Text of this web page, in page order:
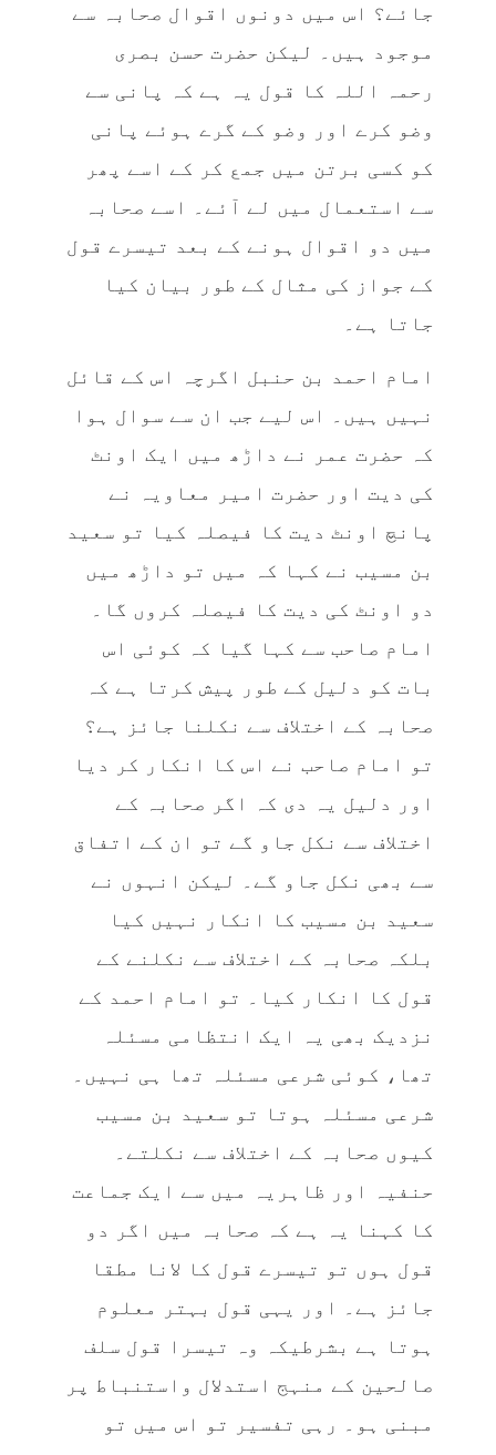
جائے؟ اس میں دونوں اقوال صحابہ سے
موجود ہیں۔ لیکن حضرت حسن بصری
رحمہ اللہ کا قول یہ ہے کہ پانی سے
وضو کرے اور وضو کے گرے ہوئے پانی
کو کسی برتن میں جمع کر کے اسے پھر
سے استعمال میں لے آئے۔ اسے صحابہ
میں دو اقوال ہونے کے بعد تیسرے قول
کے جواز کی مثال کے طور بیان کیا
جاتا ہے۔
امام احمد بن حنبل اگرچہ اس کے قائل
نہیں ہیں۔ اس لیے جب ان سے سوال ہوا
کہ حضرت عمر نے داڑھ میں ایک اونٹ
کی دیت اور حضرت امیر معاویہ نے
پانچ اونٹ دیت کا فیصلہ کیا تو سعید
بن مسیب نے کہا کہ میں تو داڑھ میں
دو اونٹ کی دیت کا فیصلہ کروں گا۔
امام صاحب سے کہا گیا کہ کوئی اس
بات کو دلیل کے طور پیش کرتا ہے کہ
صحابہ کے اختلاف سے نکلنا جائز ہے؟
تو امام صاحب نے اس کا انکار کر دیا
اور دلیل یہ دی کہ اگر صحابہ کے
اختلاف سے نکل جاو گے تو ان کے اتفاق
سے بھی نکل جاو گے۔ لیکن انہوں نے
سعید بن مسیب کا انکار نہیں کیا
بلکہ صحابہ کے اختلاف سے نکلنے کے
قول کا انکار کیا۔ تو امام احمد کے
نزدیک بھی یہ ایک انتظامی مسئلہ
تھا، کوئی شرعی مسئلہ تھا ہی نہیں۔
شرعی مسئلہ ہوتا تو سعید بن مسیب
کیوں صحابہ کے اختلاف سے نکلتے۔
حنفیہ اور ظاہریہ میں سے ایک جماعت
کا کہنا یہ ہے کہ صحابہ میں اگر دو
قول ہوں تو تیسرے قول کا لانا مطقا
جائز ہے۔ اور یہی قول بہتر معلوم
ہوتا ہے بشرطیکہ وہ تیسرا قول سلف
صالحین کے منہج استدلال واستنباط پر
مبنی ہو۔ رہی تفسیر تو اس میں تو